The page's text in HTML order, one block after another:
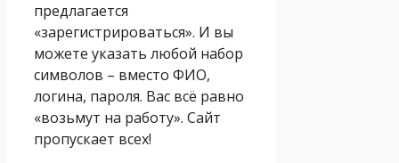
предлагается
«зарегистрироваться». И вы
можете указать любой набор
символов – вместо ФИО,
логина, пароля. Вас всё равно
«возьмут на работу». Сайт
пропускает всех!